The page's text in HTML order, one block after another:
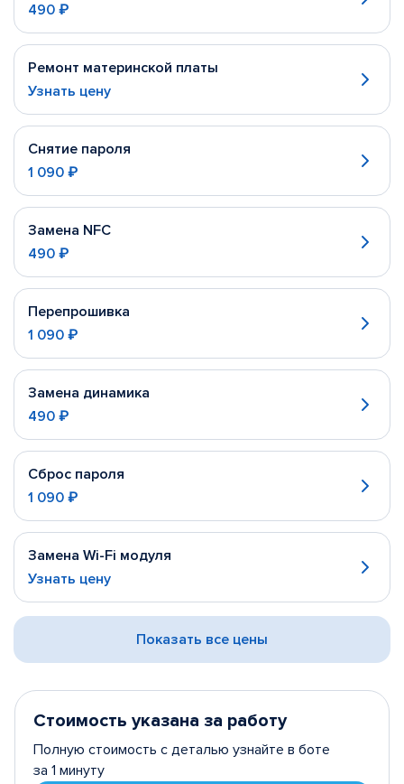
490 ₽
Ремонт материнской платы
Узнать цену
Снятие пароля
1 090 ₽
Замена NFC
490 ₽
Перепрошивка
1 090 ₽
Замена динамика
490 ₽
Сброс пароля
1 090 ₽
Замена Wi-Fi модуля
Узнать цену
Показать все цены
Стоимость указана за работу
Полную стоимость с деталью узнайте в боте
за 1 минуту